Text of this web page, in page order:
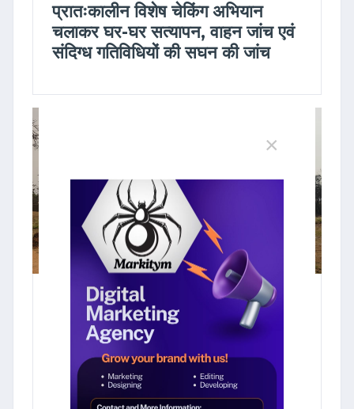
प्रातःकालीन विशेष चेकिंग अभियान
चलाकर घर-घर सत्यापन, वाहन जांच एवं
संदिग्ध गतिविधियों की सघन की जांच
01 August 2026
मोहला बना भू माफियाओं के अवैध प्लाटिंग
का हब : प्रतिबंध के बाद भी कृषि भूमि की
धड़ल्ले से हो रही है रजिस्ट्री
×